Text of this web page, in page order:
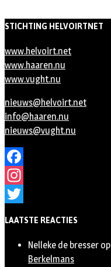
STICHTING HELVOIRTNET
www.helvoirt.net
www.haaren.nu
www.vught.nu
nieuws@helvoirt.net
info@haaren.nu
nieuws@vught.nu
Facebook
Instagram
LAATSTE REACTIES
Nelleke de bresser op
Berkelmans